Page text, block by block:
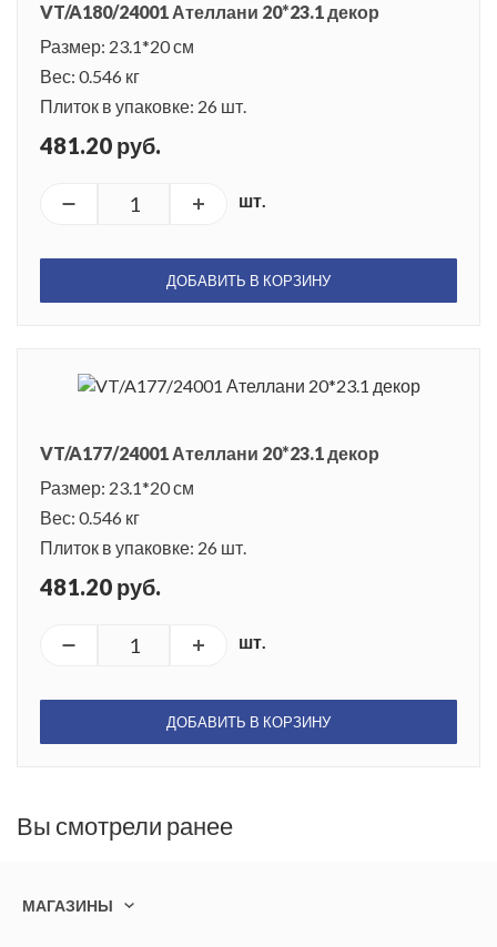
VT/A180/24001 Ателлани 20*23.1 декор
Размер: 23.1*20 см
Вес: 0.546 кг
Плиток в упаковке: 26 шт.
481.20 руб.
шт.
ДОБАВИТЬ В КОРЗИНУ
VT/A177/24001 Ателлани 20*23.1 декор
Размер: 23.1*20 см
Вес: 0.546 кг
Плиток в упаковке: 26 шт.
481.20 руб.
шт.
ДОБАВИТЬ В КОРЗИНУ
Вы смотрели ранее
МАГАЗИНЫ